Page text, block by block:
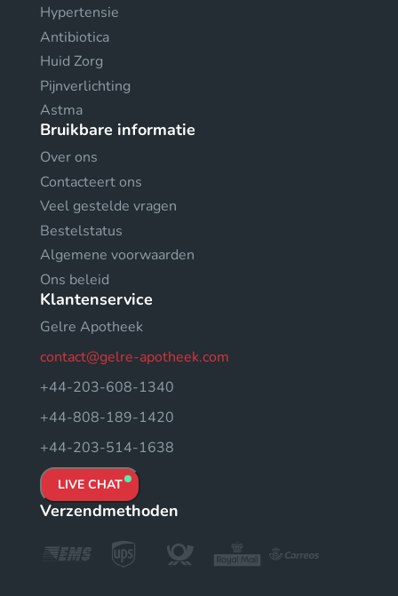
Hypertensie
Antibiotica
Huid Zorg
Pijnverlichting
Astma
Bruikbare informatie
Over ons
Contacteert ons
Veel gestelde vragen
Bestelstatus
Algemene voorwaarden
Ons beleid
Klantenservice
Gelre Apotheek
contact@gelre-apotheek.com
+44-203-608-1340
+44-808-189-1420
+44-203-514-1638
LIVE CHAT
Verzendmethoden